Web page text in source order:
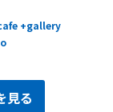
Exhibition
+gallery
見る